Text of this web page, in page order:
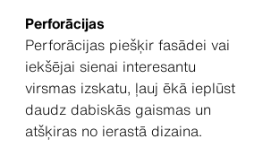
Perforācijas
Perforācijas piešķir fasādei vai
iekšējai sienai interesantu
virsmas izskatu, ļauj ēkā ieplūst
daudz dabiskās gaismas un
atšķiras no ierastā dizaina.